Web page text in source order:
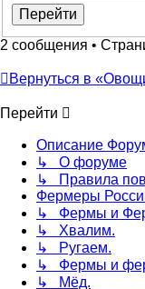
2 сообщения •
Вернуться в
Перейти
Описание
↳ О форуме
↳ Правила
Фермеры
↳ Фермы и
↳ Хвалим.
↳ Ругаем.
↳ Фермы и
↳ Мёд.